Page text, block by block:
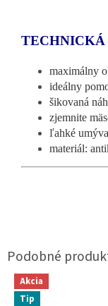
maximálny
ideálny
šikovaná
zjemnite
ľahké
materiál:
Akcia
Tip